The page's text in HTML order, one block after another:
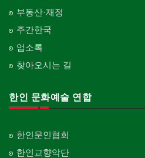
부동산·재정
주간한국
업소록
찾아오시는 길
한인 문화예술 연합
한인문인협회
한인교향악단